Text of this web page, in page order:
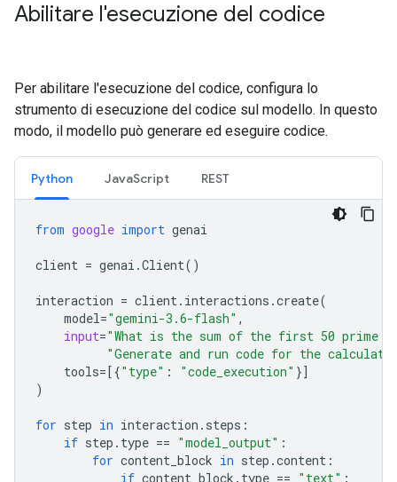
Abilitare l'esecuzione del codice
Per abilitare l'esecuzione del codice, configura lo
strumento di esecuzione del codice sul modello. In questo
modo, il modello può generare ed eseguire codice.
Python JavaScript REST
from google import genai
client = genai .Client()
interaction = client. interactions .create(
model="gemini-3.6-flash" ,
input="What is the sum of the first 50 prime
"Generate and run code for the
tools=[{"type" : "code_execution" }]
)
for step in interaction . steps :
if step . type == "model_output" :
for content_block in step .content :
if content_block . type == "text" :